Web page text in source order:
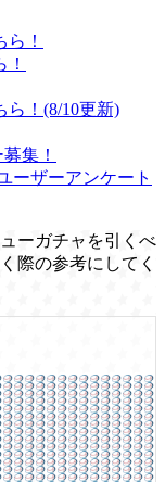
！
ら！(8/10更新)
集！
ーザーアンケート
ーガチャを引くべ
際の参考にしてく